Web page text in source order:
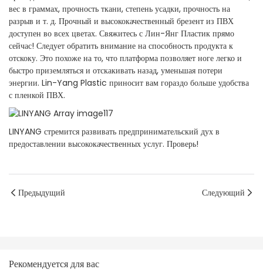
вес в граммах, прочность ткани, степень усадки, прочность на
разрыв и т. д. Прочный и высококачественный брезент из ПВХ
доступен во всех цветах. Свяжитесь с Лин-Янг Пластик прямо
сейчас! Следует обратить внимание на способность продукта к
отскоку. Это похоже на то, что платформа позволяет ноге легко и
быстро приземляться и отскакивать назад, уменьшая потери
энергии. Lin-Yang Plastic приносит вам гораздо больше удобства
с пленкой ПВХ.
LINYANG стремится развивать предпринимательский дух в
предоставлении высококачественных услуг. Проверь!
Предыдущий Следующий
Рекомендуется для вас